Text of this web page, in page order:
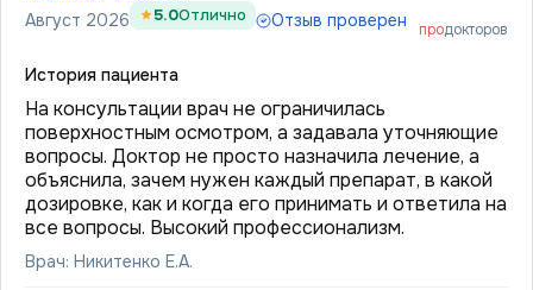
Август 2026 5.0Отлично Отзыв проверен продокторов
История пациента
На консультации врач не ограничилась
поверхностным осмотром, а задавала уточняющие
вопросы. Доктор не просто назначила лечение, а
объяснила, зачем нужен каждый препарат, в какой
дозировке, как и когда его принимать и ответила на
все вопросы. Высокий профессионализм.
Врач: Никитенко Е.А.